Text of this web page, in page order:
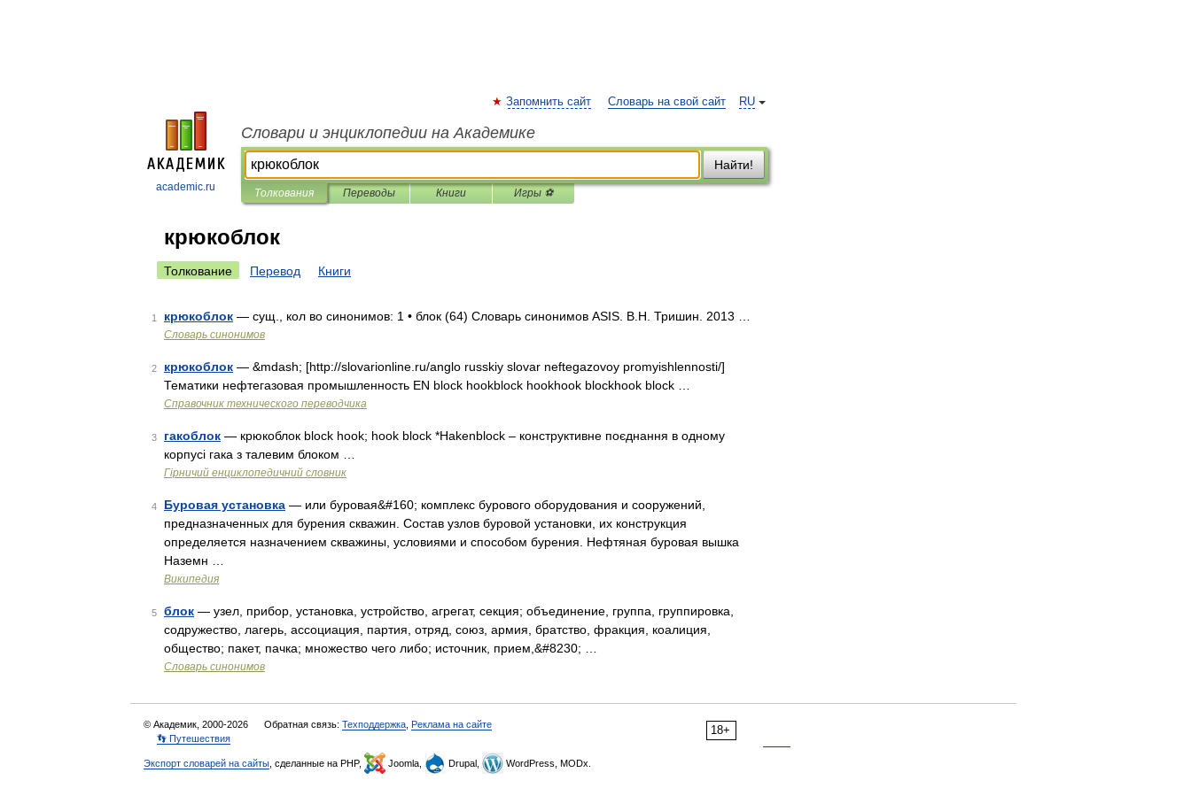
academic.ru
RU
Запомнить сайт Словарь на свой сайт
Словари и энциклопедии на Академике
Найти!
Толкования Переводы Книги Игры ⚽
крюкоблок
Толкование Перевод Книги
1 крюкоблок — сущ., кол во синонимов: 1 • блок (64) Словарь синонимов ASIS. В.Н. Тришин. 2013 …
Словарь синонимов
2 крюкоблок — &mdash; [http://slovarionline.ru/anglo russkiy slovar neftegazovoy promyishlennosti/]
Тематики нефтегазовая промышленность EN block hookblock hookhook blockhook block …
Справочник технического переводчика
3 гакоблок — крюкоблок block hook; hook block *Hakenblock – конструктивне поєднання в одному
корпусі гака з талевим блоком …
Гірничий енциклопедичний словник
4 Буровая установка — или буровая&#160; комплекс бурового оборудования и сооружений,
предназначенных для бурения скважин. Состав узлов буровой установки, их конструкция
определяется назначением скважины, условиями и способом бурения. Нефтяная буровая вышка
Наземн …
Википедия
5 блок — узел, прибор, установка, устройство, агрегат, секция; объединение, группа, группировка,
содружество, лагерь, ассоциация, партия, отряд, союз, армия, братство, фракция, коалиция,
общество; пакет, пачка; множество чего либо; источник, прием,&#8230; …
Словарь синонимов
18+
© Академик, 2000-2026 Обратная связь: Техподдержка Реклама на сайте
👣 Путешествия
Экспорт словарей на сайты , сделанные на PHP, Joomla, Drupal, WordPress, MODx.